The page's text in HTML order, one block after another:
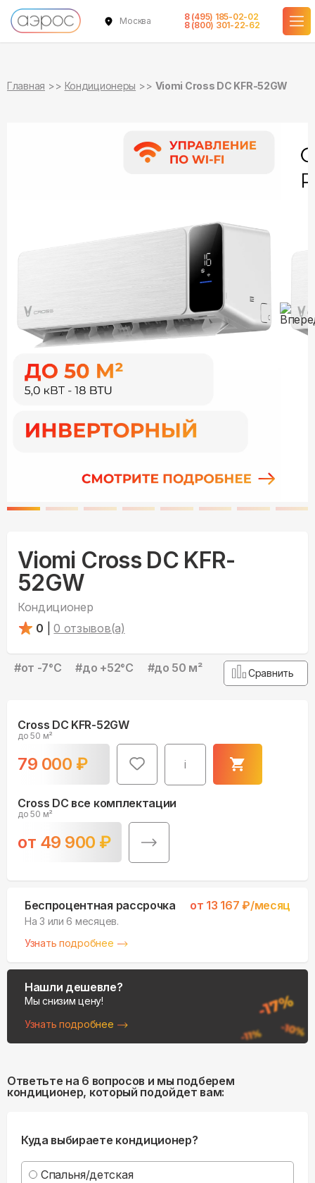
Москва
8 (495) 185-02-02
8 (800) 301-22-62
Главная Кондиционеры Viomi Cross DC KFR-52GW
Viomi Cross DC KFR-
52GW
Кондиционер
0
0 отзывов(а)
#от -7°С #до +52°С #до 50 м² Сравнить
Cross DC KFR-52GW
до 50 м²
79 000 ₽ i
в наличии
Cross DC все комплектации
до 50 м²
от 49 900 ₽
в наличии
Беспроцентная рассрочка от 13 167 ₽/месяц
На 3 или 6 месяцев.
Узнать подробнее
Нашли дешевле?
Мы снизим цену!
Узнать подробнее
Ответьте на 6 вопросов и мы подберем
кондиционер, который подойдет вам:
Куда выбираете кондиционер?
Спальня/детская